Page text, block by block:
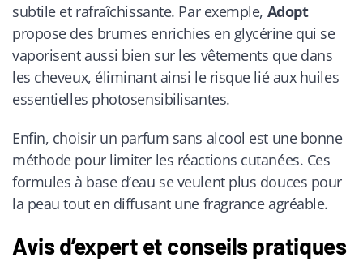
subtile et rafraîchissante. Par exemple, Adopt
propose des brumes enrichies en glycérine qui se
vaporisent aussi bien sur les vêtements que dans
les cheveux, éliminant ainsi le risque lié aux huiles
essentielles photosensibilisantes.
Enfin, choisir un parfum sans alcool est une bonne
méthode pour limiter les réactions cutanées. Ces
formules à base d’eau se veulent plus douces pour
la peau tout en diffusant une fragrance agréable.
Avis d’expert et conseils pratiques